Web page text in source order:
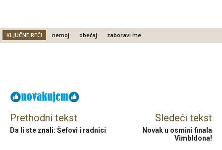
KLJUČNE REČI nemoj obećaj zaboravi me
Prethodni tekst
Da li ste znali: Šefovi i radnici
Sledeći tekst
Novak u osmini finala
Vimbldona!